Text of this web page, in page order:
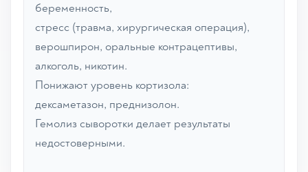
беременность,
стресс (травма, хирургическая операция),
верошпирон, оральные контрацептивы,
алкоголь, никотин.
Понижают уровень кортизола:
дексаметазон, преднизолон.
Гемолиз сыворотки делает результаты
недостоверными.